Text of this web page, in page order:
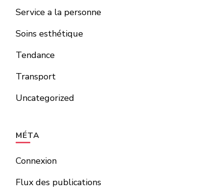
Service a la personne
Soins esthétique
Tendance
Transport
Uncategorized
MÉTA
Connexion
Flux des publications